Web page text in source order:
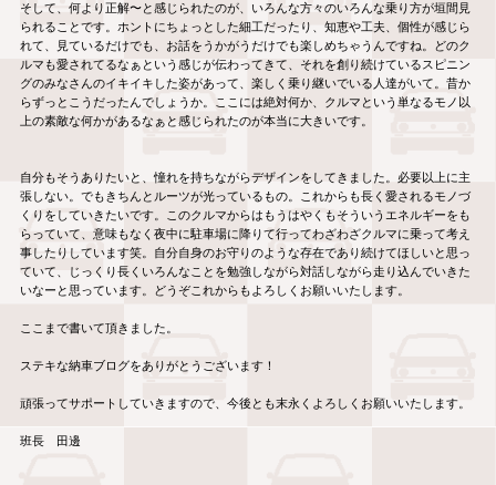
そして、何より正解〜と感じられたのが、いろんな方々のいろんな乗り方が垣間見
られることです。ホントにちょっとした細工だったり、知恵や工夫、個性が感じら
れて、見ているだけでも、お話をうかがうだけでも楽しめちゃうんですね。どのク
ルマも愛されてるなぁという感じが伝わってきて、それを創り続けているスピニン
グのみなさんのイキイキした姿があって、楽しく乗り継いでいる人達がいて。昔か
らずっとこうだったんでしょうか。ここには絶対何か、クルマという単なるモノ以
上の素敵な何かがあるなぁと感じられたのが本当に大きいです。
自分もそうありたいと、憧れを持ちながらデザインをしてきました。必要以上に主
張しない。でもきちんとルーツが光っているもの。これからも長く愛されるモノづ
くりをしていきたいです。このクルマからはもうはやくもそういうエネルギーをも
らっていて、意味もなく夜中に駐車場に降りて行ってわざわざクルマに乗って考え
事したりしています笑。自分自身のお守りのような存在であり続けてほしいと思っ
ていて、じっくり長くいろんなことを勉強しながら対話しながら走り込んでいきた
いなーと思っています。どうぞこれからもよろしくお願いいたします。
ここまで書いて頂きました。
ステキな納車ブログをありがとうございます！
頑張ってサポートしていきますので、今後とも末永くよろしくお願いいたします。
班長　田邊